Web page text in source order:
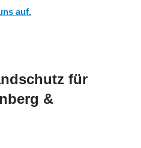
auf.
für
&